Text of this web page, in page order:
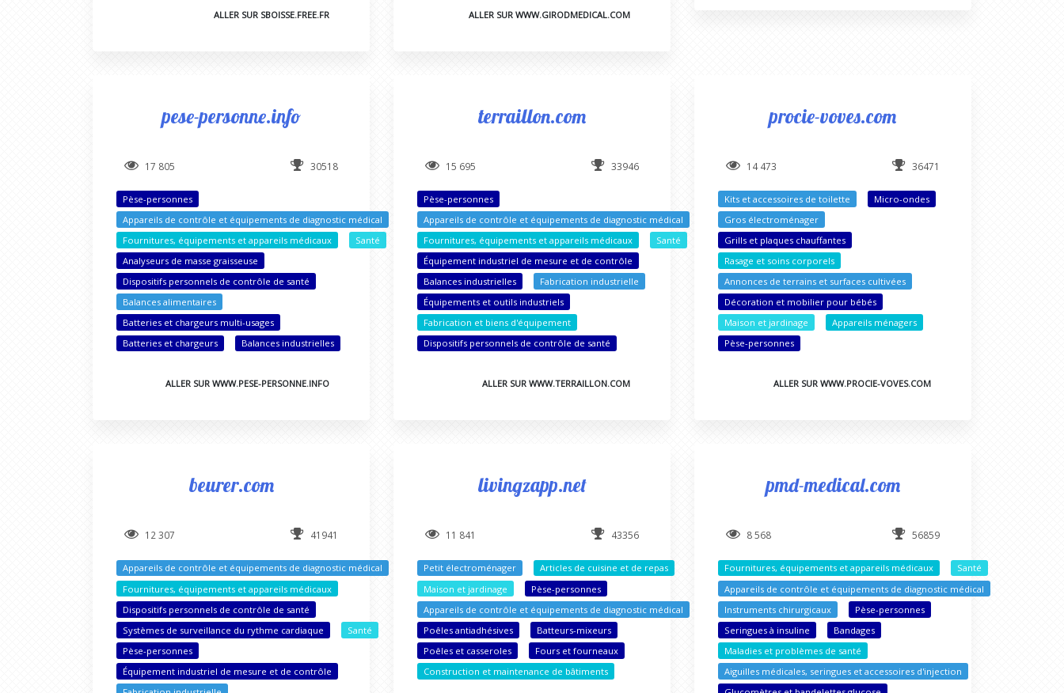
ALLER SUR SBOISSE.FREE.FR ALLER SUR WWW.GIRODMEDICAL.COM
pese-personne.info
17 805 30518
Pèse-personnes
Appareils de contrôle et équipements de diagnostic médical
Fournitures, équipements et appareils médicaux
Santé
Analyseurs de masse graisseuse
Dispositifs personnels de contrôle de santé
Balances alimentaires
Batteries et chargeurs multi-usages
Batteries et chargeurs
Balances industrielles
ALLER SUR WWW.PESE-PERSONNE.INFO
terraillon.com
15 695 33946
Pèse-personnes
Appareils de contrôle et équipements de diagnostic médical
Fournitures, équipements et appareils médicaux
Santé
Équipement industriel de mesure et de contrôle
Balances industrielles
Fabrication industrielle
Équipements et outils industriels
Fabrication et biens d'équipement
Dispositifs personnels de contrôle de santé
ALLER SUR WWW.TERRAILLON.COM
procie-voves.com
14 473 36471
Kits et accessoires de toilette
Micro-ondes
Gros électroménager
Grills et plaques chauffantes
Rasage et soins corporels
Annonces de terrains et surfaces cultivées
Décoration et mobilier pour bébés
Maison et jardinage
Appareils ménagers
Pèse-personnes
ALLER SUR WWW.PROCIE-VOVES.COM
beurer.com
12 307 41941
Appareils de contrôle et équipements de diagnostic médical
Fournitures, équipements et appareils médicaux
Dispositifs personnels de contrôle de santé
Systèmes de surveillance du rythme cardiaque
Santé
Pèse-personnes
Équipement industriel de mesure et de contrôle
livingzapp.net
11 841 43356
Petit électroménager
Articles de cuisine et de repas
Maison et jardinage
Pèse-personnes
Appareils de contrôle et équipements de diagnostic médical
Poêles antiadhésives
Batteurs-mixeurs
Poêles et casseroles
Fours et fourneaux
Construction et maintenance de bâtiments
pmd-medical.com
8 568 56859
Fournitures, équipements et appareils médicaux
Santé
Appareils de contrôle et équipements de diagnostic médical
Instruments chirurgicaux
Pèse-personnes
Seringues à insuline
Bandages
Maladies et problèmes de santé
Aiguilles médicales, seringues et accessoires d'injection